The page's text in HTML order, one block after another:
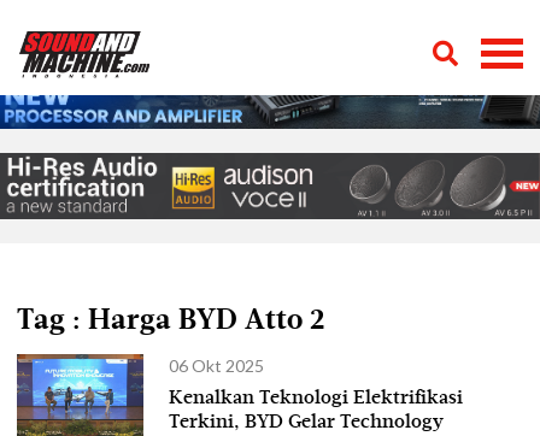
Tag : Harga BYD Atto 2
06 Okt 2025
Kenalkan Teknologi Elektrifikasi
Terkini, BYD Gelar Technology